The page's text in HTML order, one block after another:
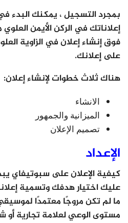
بمجرد التسجيل ، يمكنك البدء
إعلاناتك في الركن الأيمن
فوق إنشاء إعلان في الزاوية
على إعلانك.
هناك ثلاث خطوات لإنشاء إعلان:
الانشاء
الميزانية والجمهور
تصميم الإعلان
الإعداد
كيفية الإعلان على سبوتيفاي
عليك اختيار هدفك وتسمية
ما لم تكن مروجًا معتمدًا
مستوى الوعي لعلامة تجارية